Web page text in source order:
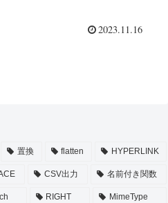
2023.11.16
置換 flatten HYPERLINK
CSV出力 名前付き関数
RIGHT MimeType